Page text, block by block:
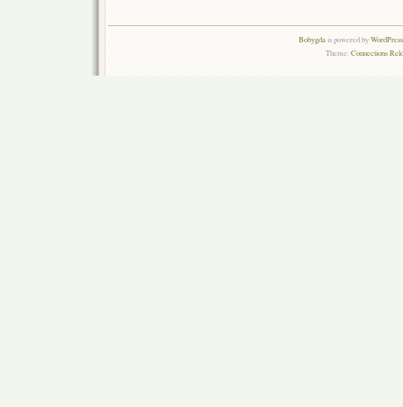
Bobygdais powered by
Theme:Connections